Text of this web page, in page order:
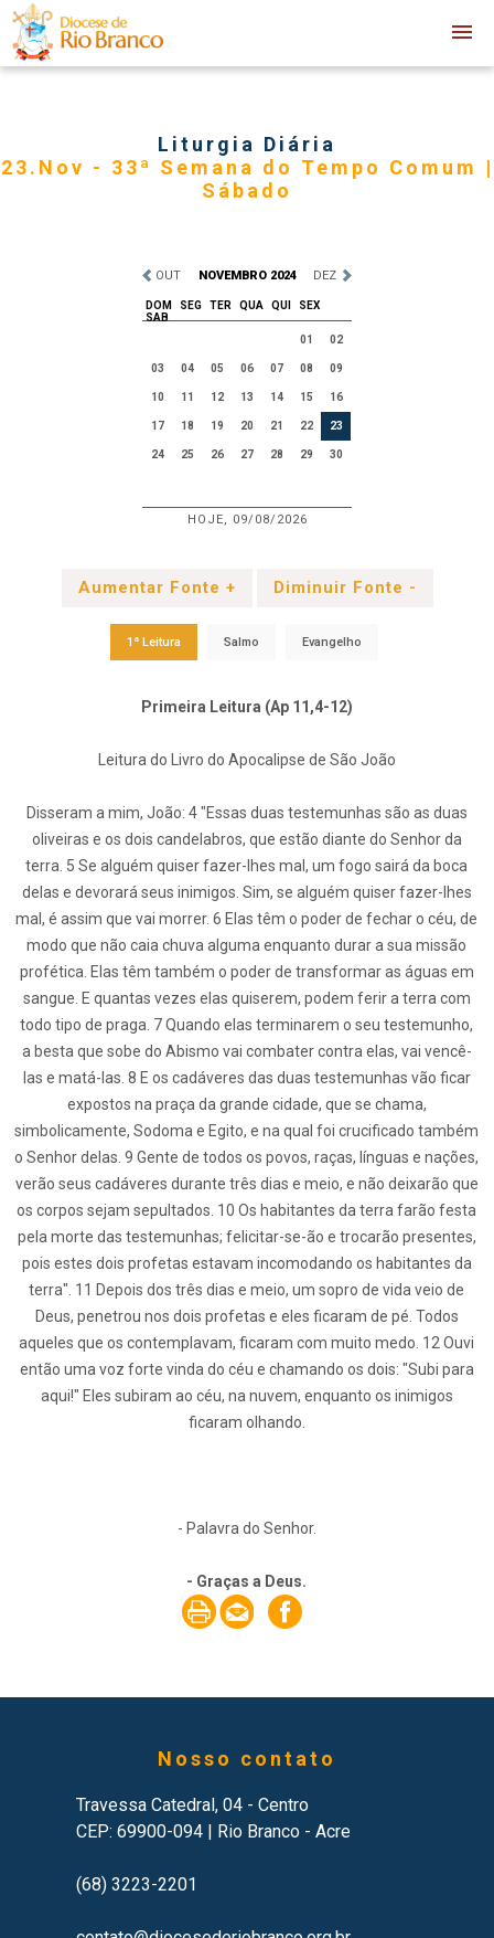
Liturgia Diária
23.Nov - 33ª Semana do Tempo Comum |
Sábado
OUT NOVEMBRO 2024 DEZ
DOM SEG TER QUA QUI
SEX
SAB
01
02
03 04 05 06 07 08 09
10 11 12 13 14 15 16
17 18 19 20 21 22 23
24 25 26 27 28 29 30
HOJE, 09/08/2026
Aumentar Fonte + Diminuir Fonte -
1ª Leitura Salmo Evangelho
Primeira Leitura (Ap 11,4-12)
Leitura do Livro do Apocalipse de São João
Disseram a mim, João: 4 "Essas duas testemunhas são as duas
oliveiras e os dois candelabros, que estão diante do Senhor da
terra. 5 Se alguém quiser fazer-lhes mal, um fogo sairá da boca
delas e devorará seus inimigos. Sim, se alguém quiser fazer-lhes
mal, é assim que vai morrer. 6 Elas têm o poder de fechar o céu, de
modo que não caia chuva alguma enquanto durar a sua missão
profética. Elas têm também o poder de transformar as águas em
sangue. E quantas vezes elas quiserem, podem ferir a terra com
todo tipo de praga. 7 Quando elas terminarem o seu testemunho,
a besta que sobe do Abismo vai combater contra elas, vai vencê-
las e matá-las. 8 E os cadáveres das duas testemunhas vão ficar
expostos na praça da grande cidade, que se chama,
simbolicamente, Sodoma e Egito, e na qual foi crucificado também
o Senhor delas. 9 Gente de todos os povos, raças, línguas e nações,
verão seus cadáveres durante três dias e meio, e não deixarão que
os corpos sejam sepultados. 10 Os habitantes da terra farão festa
pela morte das testemunhas; felicitar-se-ão e trocarão presentes,
pois estes dois profetas estavam incomodando os habitantes da
terra". 11 Depois dos três dias e meio, um sopro de vida veio de
Deus, penetrou nos dois profetas e eles ficaram de pé. Todos
aqueles que os contemplavam, ficaram com muito medo. 12 Ouvi
então uma voz forte vinda do céu e chamando os dois: "Subi para
aqui!" Eles subiram ao céu, na nuvem, enquanto os inimigos
ficaram olhando.
- Palavra do Senhor.
- Graças a Deus.
Nosso contato
Travessa Catedral, 04 - Centro
CEP: 69900-094 | Rio Branco - Acre
(68) 3223-2201